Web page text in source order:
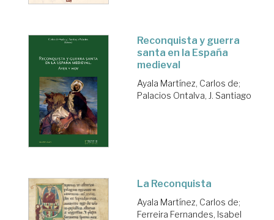
Reconquista y guerra
santa en la España
medieval
Ayala Martínez, Carlos de;
Palacios Ontalva, J. Santiago
La Reconquista
Ayala Martínez, Carlos de;
Ferreira Fernandes, Isabel